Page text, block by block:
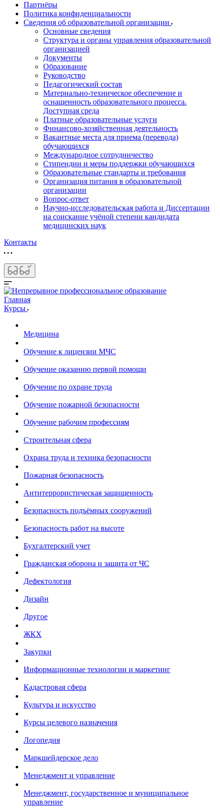
Партнёры
Политика конфиденциальности
Сведения об образовательной организации
Основные сведения
Структура и органы управления образовательной
организацией
Документы
Образование
Руководство
Педагогический состав
Материально-техническое обеспечение и
оснащенность образовательного процесса.
Доступная среда
Платные образовательные услуги
Финансово-хозяйственная деятельность
Вакантные места для приема (перевода)
обучающихся
Международное сотрудничество
Стипендии и меры поддержки обучающихся
Образовательные стандарты и требования
Организация питания в образовательной
организации
Вопрос-ответ
Научно-исследовательская работа и Диссертации
на соискание учёной степени кандидата
медицинских наук
Контакты
Главная
Курсы
Медицина
Обучение к лицензии МЧС
Обучение оказанию первой помощи
Обучение по охране труда
Обучение пожарной безопасности
Обучение рабочим профессиям
Строительная сфера
Охрана труда и техника безопасности
Пожарная безопасность
Антитеррористическая защищенность
Безопасность подъёмных сооружений
Безопасность работ на высоте
Бухгалтерский учет
Гражданская оборона и защита от ЧС
Дефектология
Дизайн
Другое
ЖКХ
Закупки
Информационные технологии и маркетинг
Кадастровая сфера
Культура и искусство
Курсы целевого назначения
Логопедия
Маркшейдерское дело
Менеджмент и управление
Менеджмент, государственное и муниципальное
управление